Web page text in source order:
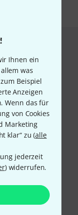
Ihnen ein
was
Beispiel
Anzeigen
Wenn das für
von Cookies
Marketing
klar“ zu (alle
jederzeit
) widerrufen.
Nachnahme,
bezahlen,